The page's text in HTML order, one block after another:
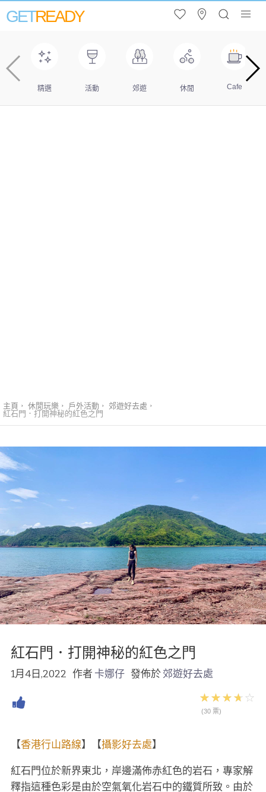
GETREADY
精選 活動 郊遊 休閒 Cafe
主頁 休閒玩樂 戶外活動
郊遊好去處
紅石門．打開神秘的紅色之門
紅石門．打開神秘的紅色之門
1月4日,2022 作者 卡娜仔 發佈於郊遊好去處
(30 票)
【香港行山路線】【攝影好去處】
紅石門位於新界東北，岸邊滿佈赤紅色的岩石，專家解
釋指這種色彩是由於空氣氧化岩石中的鐵質所致。由於